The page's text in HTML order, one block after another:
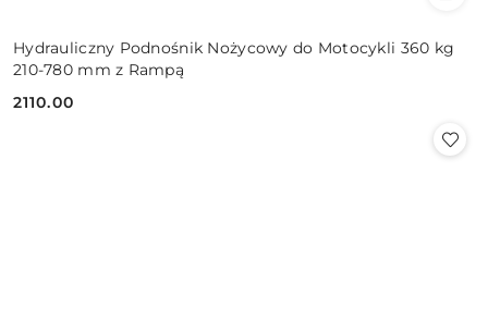
Hydrauliczny Podnośnik Nożycowy do Motocykli 360 kg
210-780 mm z Rampą
Cena:
2110.00